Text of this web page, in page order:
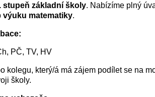
stupeň základní školy. Nabízíme plný
výuku matematiky.
PČ, TV, HV
kolegu, který/á má zájem podílet se na
školy.